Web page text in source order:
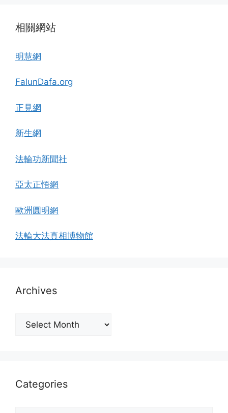
相關網站
明慧網
FalunDafa.org
正見網
新生網
法輪功新聞社
亞太正悟網
歐洲圓明網
法輪大法真相博物館
Archives
Archives
Categories